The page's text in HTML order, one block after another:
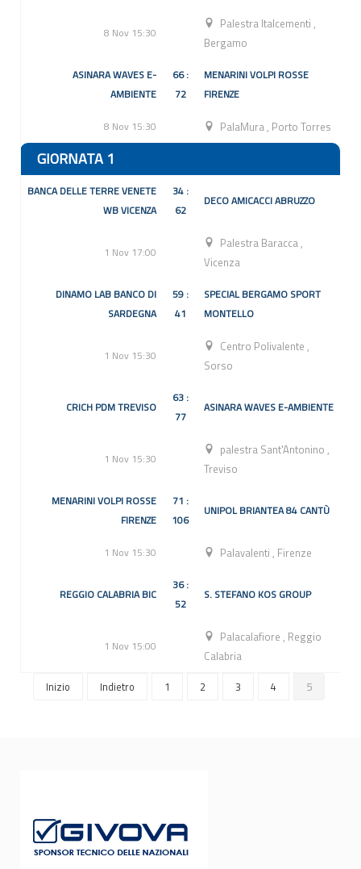
8 Nov 15:30
Palestra Italcementi,
Bergamo
ASINARA WAVES E-
AMBIENTE
66 :
72
MENARINI VOLPI ROSSE
FIRENZE
8 Nov 15:30 PalaMura, Porto Torres
GIORNATA 1
BANCA DELLE TERRE VENETE
WB VICENZA
34 :
62
DECO AMICACCI ABRUZZO
1 Nov 17:00
Palestra Baracca,
Vicenza
DINAMO LAB BANCO DI
SARDEGNA
59 :
41
SPECIAL BERGAMO SPORT
MONTELLO
1 Nov 15:30
Centro Polivalente,
Sorso
CRICH PDM TREVISO
63 :
77
ASINARA WAVES E-AMBIENTE
1 Nov 15:30
palestra Sant'Antonino,
Treviso
MENARINI VOLPI ROSSE
FIRENZE
71 :
106
UNIPOL BRIANTEA 84 CANTÙ
1 Nov 15:30 Palavalenti, Firenze
REGGIO CALABRIA BIC
36 :
52
S. STEFANO KOS GROUP
1 Nov 15:00
Palacalafiore, Reggio
Calabria
Inizio
Indietro 1 2 3 4 5